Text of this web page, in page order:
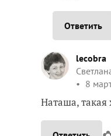
Ответить
lecobra
8
Наташа, такая